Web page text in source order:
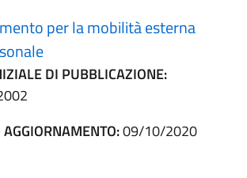
per la mobilità esterna
DI PUBBLICAZIONE:
09/10/2020